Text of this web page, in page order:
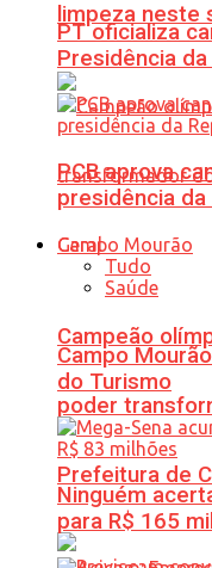
limpeza neste
Campeão
poder
Prefeitura de
PT oficializa
Presidência
PCB aprova
presidência da
Geral
Tudo
Saúde
Campo
do Turismo
Ninguém
para R$ 165